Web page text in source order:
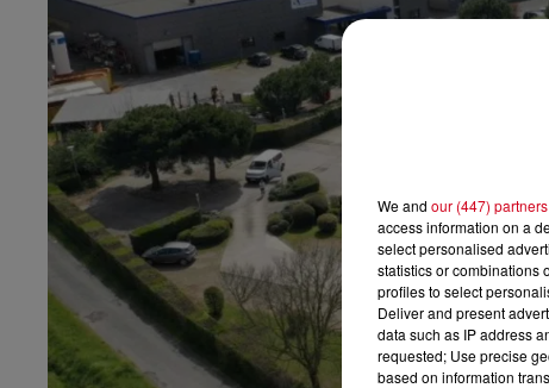
We and our (447) partners
access information on a
select personalised
statistics or combinations
profiles to select
Deliver and present
data such as IP address
requested; Use precise
based on information